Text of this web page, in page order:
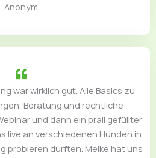
Anonym
war wirklich gut. Alle Basics zu
Beratung und rechtliche
und dann ein prall gefüllter
live an verschiedenen Hunden in
probieren durften. Meike hat uns